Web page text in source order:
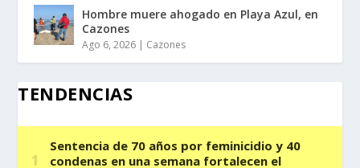
Hombre muere ahogado en Playa Azul, en
Cazones
Ago 6, 2026 | Cazones
TENDENCIAS